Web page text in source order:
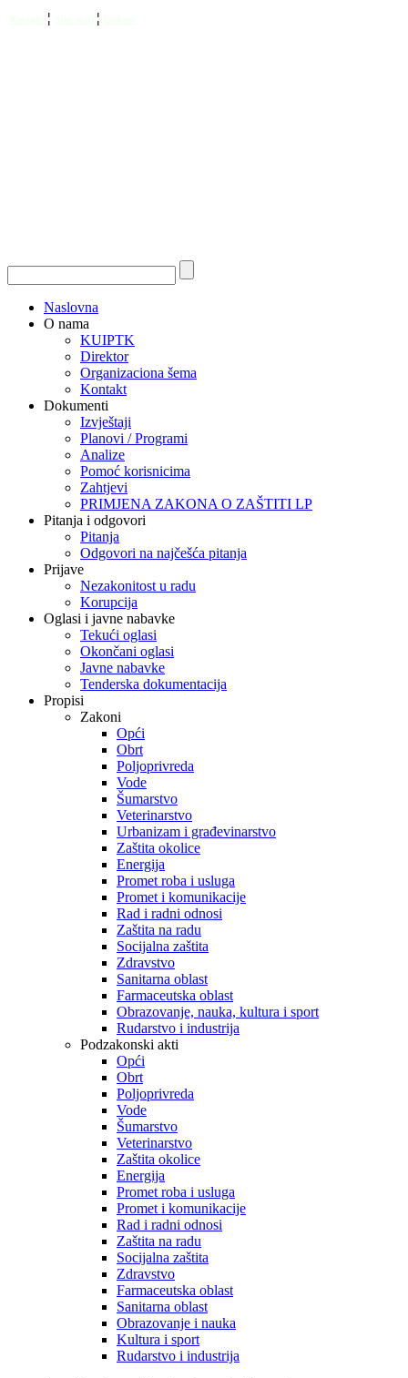
¦ ¦
Naslovna
O nama
KUIPTK
Direktor
Organizaciona šema
Kontakt
Dokumenti
Izvještaji
Planovi / Programi
Analize
Pomoć korisnicima
Zahtjevi
PRIMJENA ZAKONA O ZAŠTITI LP
Pitanja i odgovori
Pitanja
Odgovori na najčešća pitanja
Prijave
Nezakonitost u radu
Korupcija
Oglasi i javne nabavke
Tekući oglasi
Okončani oglasi
Javne nabavke
Tenderska dokumentacija
Propisi
Zakoni
Opći
Obrt
Poljoprivreda
Vode
Šumarstvo
Veterinarstvo
Urbanizam i građevinarstvo
Zaštita okolice
Energija
Promet roba i usluga
Promet i komunikacije
Rad i radni odnosi
Zaštita na radu
Socijalna zaštita
Zdravstvo
Sanitarna oblast
Farmaceutska oblast
Obrazovanje, nauka, kultura i sport
Rudarstvo i industrija
Podzakonski akti
Opći
Obrt
Poljoprivreda
Vode
Šumarstvo
Veterinarstvo
Zaštita okolice
Energija
Promet roba i usluga
Promet i komunikacije
Rad i radni odnosi
Zaštita na radu
Socijalna zaštita
Zdravstvo
Farmaceutska oblast
Sanitarna oblast
Obrazovanje i nauka
Kultura i sport
Rudarstvo i industrija